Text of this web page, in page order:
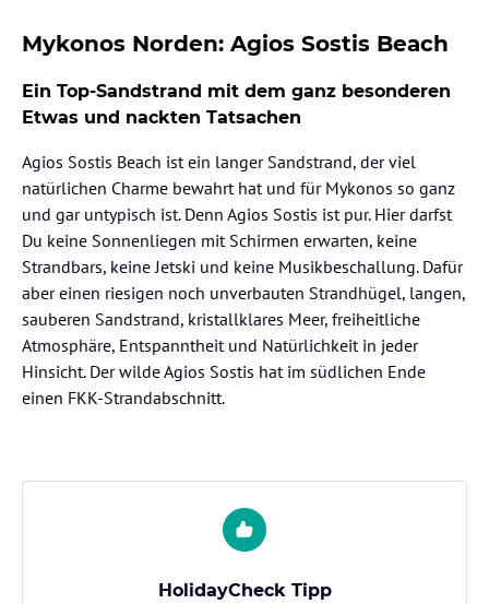
Mykonos Norden: Agios Sostis Beach
Ein Top-Sandstrand mit dem ganz besonderen
Etwas und nackten Tatsachen
Agios Sostis Beach ist ein langer Sandstrand, der viel
natürlichen Charme bewahrt hat und für Mykonos so ganz
und gar untypisch ist. Denn Agios Sostis ist pur. Hier darfst
Du keine Sonnenliegen mit Schirmen erwarten, keine
Strandbars, keine Jetski und keine Musikbeschallung. Dafür
aber einen riesigen noch unverbauten Strandhügel, langen,
sauberen Sandstrand, kristallklares Meer, freiheitliche
Atmosphäre, Entspanntheit und Natürlichkeit in jeder
Hinsicht. Der wilde Agios Sostis hat im südlichen Ende
einen FKK-Strandabschnitt.
HolidayCheck Tipp